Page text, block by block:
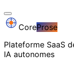
CoreProse
Plateforme SaaS
IA autonomes